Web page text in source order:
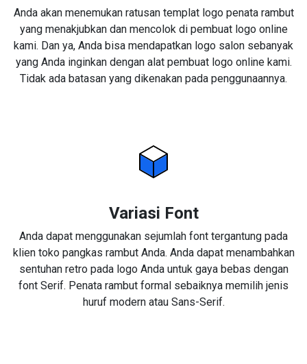
Anda akan menemukan ratusan templat logo penata rambut
yang menakjubkan dan mencolok di pembuat logo online
kami. Dan ya, Anda bisa mendapatkan logo salon sebanyak
yang Anda inginkan dengan alat pembuat logo online kami.
Tidak ada batasan yang dikenakan pada penggunaannya.
Variasi Font
Anda dapat menggunakan sejumlah font tergantung pada
klien toko pangkas rambut Anda. Anda dapat menambahkan
sentuhan retro pada logo Anda untuk gaya bebas dengan
font Serif. Penata rambut formal sebaiknya memilih jenis
huruf modern atau Sans-Serif.